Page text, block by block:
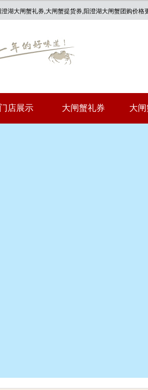
澄湖大闸蟹礼券,大闸蟹提货券,阳澄湖大闸蟹团购价格
门店展示 大闸蟹礼券 大